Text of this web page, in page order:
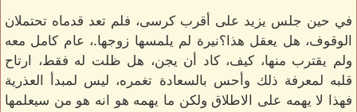
في حين جلس يزيد على أقرب كرسى، فلم تعد قدماه تحتملان
الوقوف، هل يعقل هذا؟نيرة لم يلمسها زوجها.، عام كامل معه
ولم يقترب منها، كيف، كاد أن يجن، هل ظلت له فقط، ارتاح
قلبه لمعرفة ذلك وأحس بالسعادة تغمره، ليس لمبدأ العذرية
فهذا لا يهمه على الاطلاق ولكن ما يهمه هو انه هو من سيعلمها